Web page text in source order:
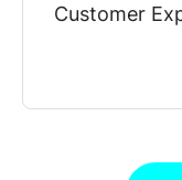
Customer